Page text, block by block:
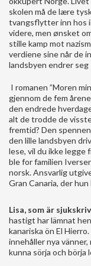
skolen må de lære
tvangsflytter inn hos
videre, men ønsket
stille kamp mot
verdiene sine når de
landsbyen endrer seg
I romanen ”Moren
gjennom de fem
den endrede
alt de trodde de
fremtid? Den
den lille landsbyen
lese, vil du ikke legge
ble for familien
norsk. Ansvarlig
Gran Canaria, der
Lisa, som är
hastigt har lämnat
kanariska ön El
innehåller nya
kunna sörja och börja